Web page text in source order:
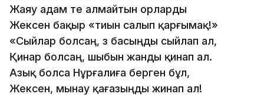
Жаяу адам өте алмайтын орларды
Жексен бақыр «тиын салып қарғымақ!»
«Сыйлар болсаң, өз басыңды сыйлап ал,
Қинар болсаң, шыбын жанды қинап ал.
Азық болса Нұрғалиға берген бұл,
Жексен, мынау қағазыңды жинап ал!